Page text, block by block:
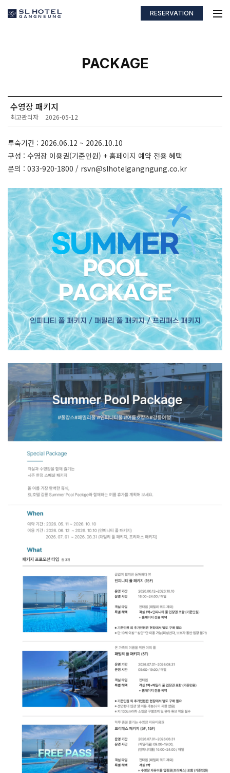
RESERVATION
PACKAGE
수영장 패키지
최고관리자 2026-05-12
투숙기간 : 2026.06.12 ~ 2026.10.10
구성 : 수영장 이용권(기준인원) + 홈페이지 예약 전용 혜택
문의 : 033-920-1800 / rsvn@slhotelgangngung.co.kr